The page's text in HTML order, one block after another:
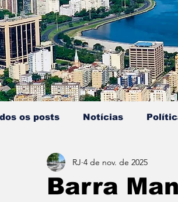
os posts Notícias
Estado do Rio Notícias em 1
Barra
RJ 4 de nov. de 2025